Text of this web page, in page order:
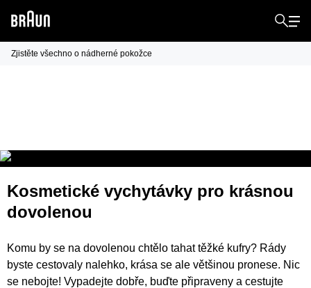
Zjistěte všechno o nádherné pokožce
Kosmetické vychytávky pro krásnou
dovolenou
Komu by se na dovolenou chtělo tahat těžké kufry? Rády
byste cestovaly nalehko, krása se ale většinou pronese. Nic
se nebojte! Vypadejte dobře, buďte připraveny a cestujte